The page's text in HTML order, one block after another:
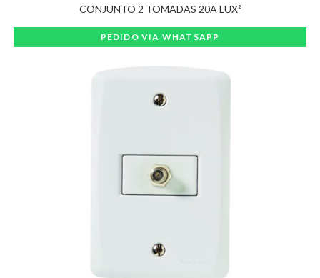
CONJUNTO 2 TOMADAS 20A LUX²
PEDIDO VIA WHATSAPP